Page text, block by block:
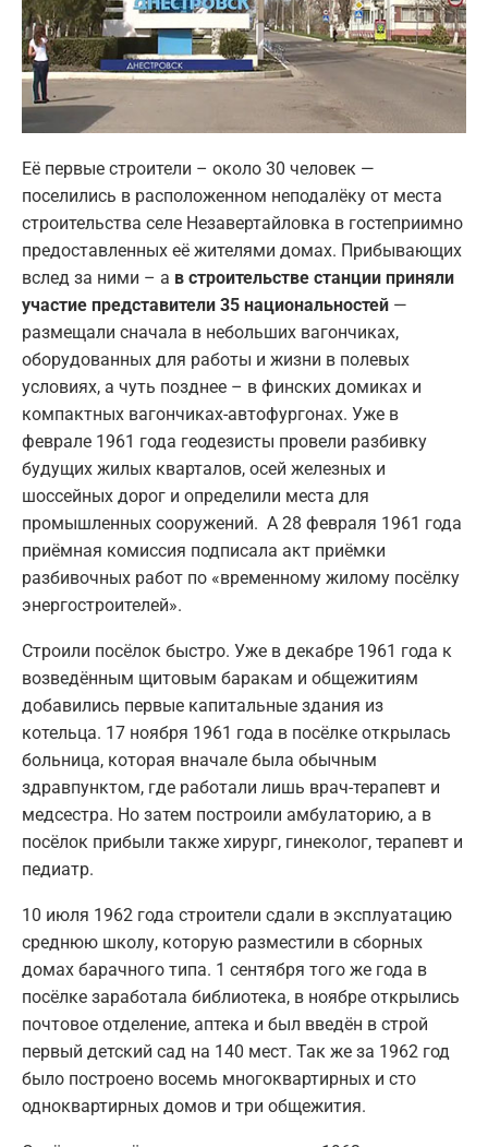
Её первые строители – около 30 человек —
поселились в расположенном неподалёку от места
строительства селе Незавертайловка в гостеприимно
предоставленных её жителями домах. Прибывающих
вслед за ними – а в строительстве станции приняли
участие представители 35 национальностей —
размещали сначала в небольших вагончиках,
оборудованных для работы и жизни в полевых
условиях, а чуть позднее – в финских домиках и
компактных вагончиках-автофургонах. Уже в
феврале 1961 года геодезисты провели разбивку
будущих жилых кварталов, осей железных и
шоссейных дорог и определили места для
промышленных сооружений. А 28 февраля 1961 года
приёмная комиссия подписала акт приёмки
разбивочных работ по «временному жилому посёлку
энергостроителей».
Строили посёлок быстро. Уже в декабре 1961 года к
возведённым щитовым баракам и общежитиям
добавились первые капитальные здания из
котельца. 17 ноября 1961 года в посёлке открылась
больница, которая вначале была обычным
здравпунктом, где работали лишь врач-терапевт и
медсестра. Но затем построили амбулаторию, а в
посёлок прибыли также хирург, гинеколог, терапевт и
педиатр.
10 июля 1962 года строители сдали в эксплуатацию
среднюю школу, которую разместили в сборных
домах барачного типа. 1 сентября того же года в
посёлке заработала библиотека, в ноябре открылись
почтовое отделение, аптека и был введён в строй
первый детский сад на 140 мест. Так же за 1962 год
было построено восемь многоквартирных и сто
одноквартирных домов и три общежития.